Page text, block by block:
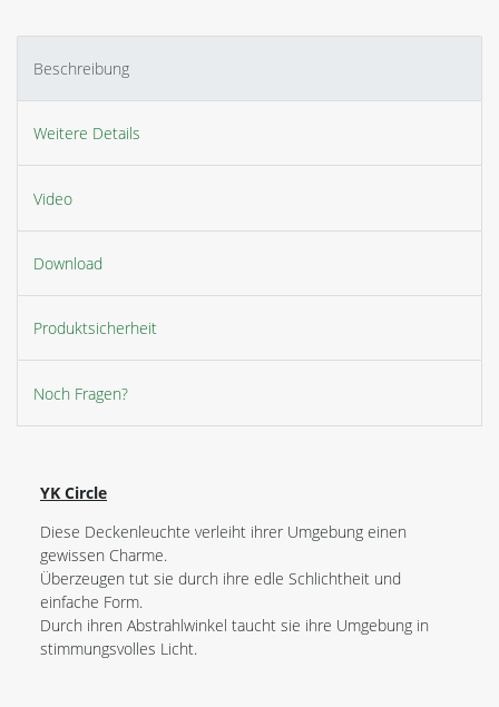
Beschreibung
Weitere Details
Video
Download
Produktsicherheit
Noch Fragen?
YK Circle
Diese Deckenleuchte verleiht ihrer Umgebung einen
gewissen Charme.
Überzeugen tut sie durch ihre edle Schlichtheit und
einfache Form.
Durch ihren Abstrahlwinkel taucht sie ihre Umgebung in
stimmungsvolles Licht.